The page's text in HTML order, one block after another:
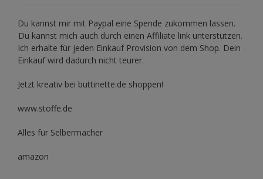
Du kannst mir mit Paypal eine Spende zukommen lassen.
Du kannst mich auch durch einen Affiliate link unterstützen.
Ich erhalte für jeden Einkauf Provision von dem Shop. Dein
Einkauf wird dadurch nicht teurer.
Jetzt kreativ bei buttinette.de shoppen!
www.stoffe.de
Alles für Selbermacher
amazon